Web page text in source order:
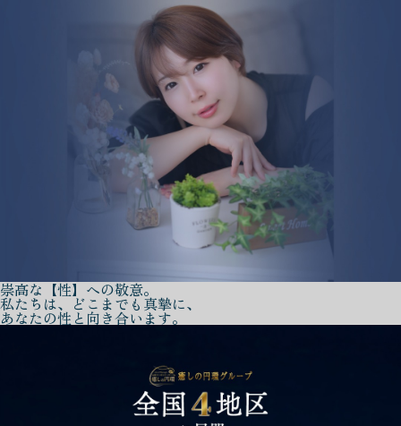
崇高な【性】への敬意。
私たちは、どこまでも真摯に、
あなたの性と向き合います。